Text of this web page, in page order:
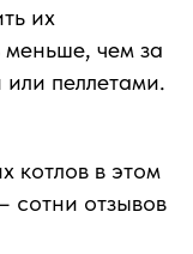
их
меньше, чем за
пеллетами.
котлов в этом
сотни отзывов